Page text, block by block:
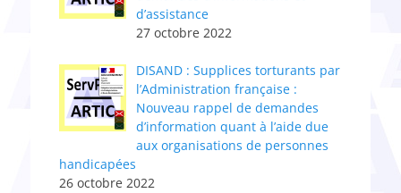
d’assistance
27 octobre 2022
DISAND : Supplices torturants par
l’Administratio​n​ française :
Nouveau rappel de demandes
d’information quant à l’aide due
aux organisations de personnes
handicapées
26 octobre 2022